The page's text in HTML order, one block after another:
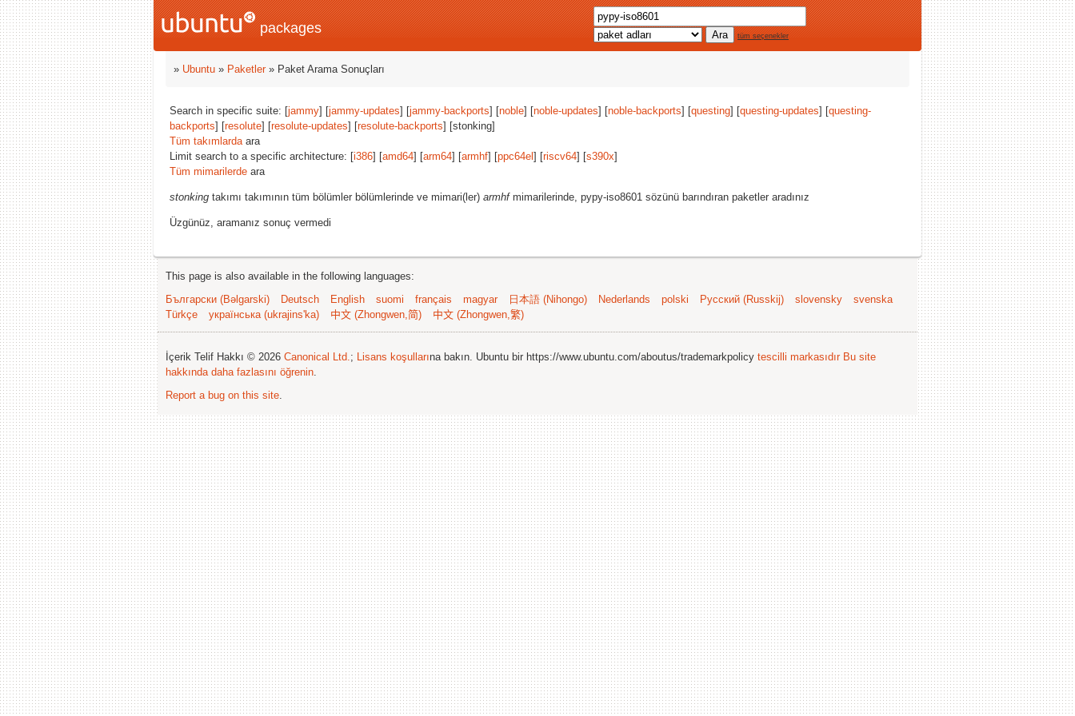
packages tüm seçenekler
» Ubuntu » Paketler» Paket Arama Sonuçları
Search in specific suite: [jammy] [jammy-updates] [jammy-backports] [noble] [noble-updates] [noble-backports] [questing] [questing-updates] [questing-
backports] [resolute] [resolute-updates] [resolute-backports] [stonking]
Tüm takımlardaara
Limit search to a specific architecture: [i386] [amd64] [arm64] [armhf] [ppc64el ] [riscv64] [s390x]
Tüm mimarilerde ara
stonking takımı takımının tüm bölümler bölümlerinde ve mimari(ler) armhfmimarilerinde, pypy-iso8601 sözünü barındıran paketler aradınız
Üzgünüz, aramanız sonuç vermedi
This page is also available in the following languages:
Български (Bəlgarski)
Deutsch English suomi français magyar 日本語 (Nihongo) Nederlands polski Русский (Russkij) slovensky
svenska
Türkçe
українська (ukrajins'ka) 中文 (Zhongwen,简) 中文 (Zhongwen,繁)
İçerik Telif Hakkı © 2026 Canonical Ltd.; Lisans koşullarına bakın. Ubuntu bir https://www.ubuntu.com/aboutus/trademarkpolicy tescilli markasıdır Bu site
hakkında daha fazlasını öğrenin.
Report a bug on this site.